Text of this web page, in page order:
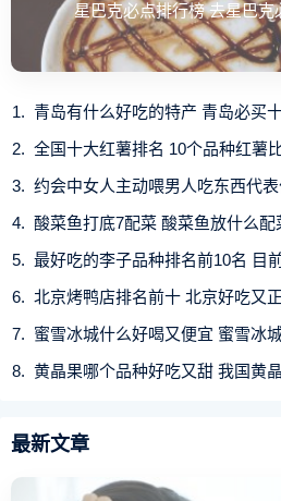
星巴克必点排行榜 去星巴克
青岛有什么好吃的特产 青岛必买
全国十大红薯排名 10个品种红薯
约会中女人主动喂男人吃东西代
酸菜鱼打底7配菜 酸菜鱼放什么配
最好吃的李子品种排名前10名 目
北京烤鸭店排名前十 北京好吃又
蜜雪冰城什么好喝又便宜 蜜雪冰
黄晶果哪个品种好吃又甜 我国黄
最新文章